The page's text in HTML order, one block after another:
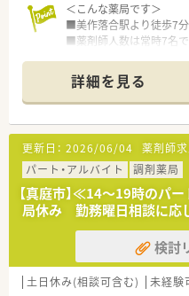
＜こんな薬局です＞
■美作落合駅より徒歩7
■薬剤師人数は常時7名で
＜業務内容＞
■門前の病院より幅広い
■処方箋枚数は約110枚/
＜研修制度＞
■現場の先輩薬剤師より
＜法人特徴＞
■岡山県を拠点に店舗を
■年2回の賞与支給や業
＜こんな方にもおすすめ
■幅広い処方に触れて経
■地域に根付いた調剤薬
詳細を見る
更新日： 2026/06/04 薬剤師求
パート・アルバイト
調剤薬局
【真庭市】≪14～19時の
局休み 勤務曜日相談に応
検討
土日休み(相談可含む) 未経験